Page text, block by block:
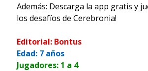
Además: Descarga la app gratis y
los desafíos de Cerebronia!
Editorial: Bontus
Edad: 7 años
Jugadores: 1 a 4